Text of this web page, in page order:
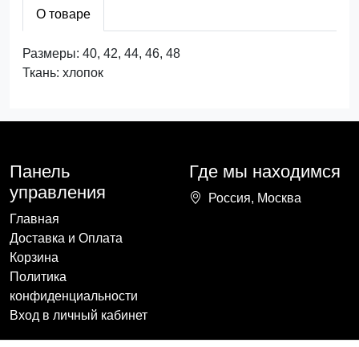
О товаре
Размеры: 40, 42, 44, 46, 48
Ткань: хлопок
Панель
управления
Главная
Доставка и Оплата
Корзина
Политика
конфиденциальности
Вход в личный кабинет
Где мы находимся
Россия, Москва